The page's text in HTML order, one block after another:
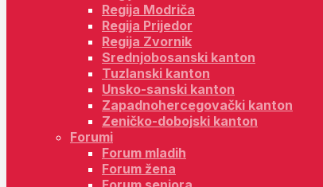
Regija Modriča
Regija Prijedor
Regija Zvornik
Srednjobosanski kanton
Tuzlanski kanton
Unsko-sanski kanton
Zapadnohercegovački kanton
Zeničko-dobojski kanton
Forumi
Forum mladih
Forum žena